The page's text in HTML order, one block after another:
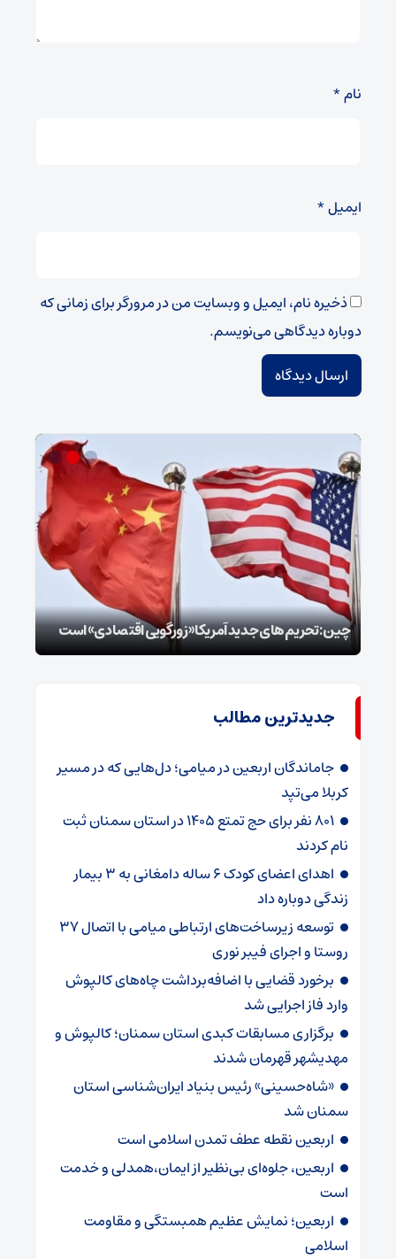
نام*
ایمیل*
ذخیره نام، ایمیل و وبسایت من در مرورگر برای زمانی که
دوباره دیدگاهی می‌نویسم.
چین: تحریم‌های جدید آمریکا «زورگویی اقتصادی» است
جدیدترین مطالب
جاماندگان اربعین در میامی؛ دل‌هایی که در مسیر
کربلا می‌تپد
۸۰۱ نفر برای حج تمتع ۱۴۰۵ در استان سمنان ثبت
نام کردند
اهدای اعضای کودک ۶ ساله دامغانی به ۳ بیمار
زندگی دوباره داد
توسعه زیرساخت‌های ارتباطی میامی با اتصال ۳۷
روستا و اجرای فیبر نوری
برخورد قضایی با اضافه‌برداشت چاه‌های کالپوش
وارد فاز اجرایی شد
برگزاری مسابقات کبدی استان سمنان؛ کالپوش و
مهدیشهر قهرمان شدند
«شاه‌حسینی» رئیس بنیاد ایران‌شناسی استان
سمنان شد
اربعین نقطه عطف تمدن اسلامی است
اربعین، جلوه‌ای بی‌نظیر از ایمان،همدلی و خدمت
است
اربعین؛ نمایش عظیم همبستگی و مقاومت
اسلامی